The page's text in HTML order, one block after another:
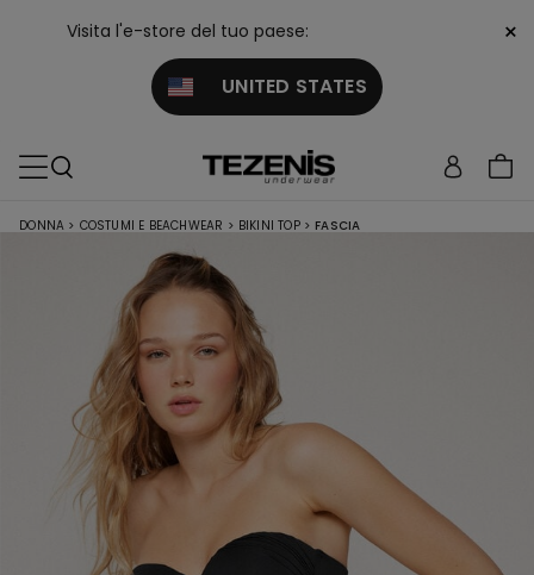
Visita l'e-store del tuo paese:
UNITED STATES
×
DONNA > COSTUMI E BEACHWEAR > BIKINI TOP > FASCIA